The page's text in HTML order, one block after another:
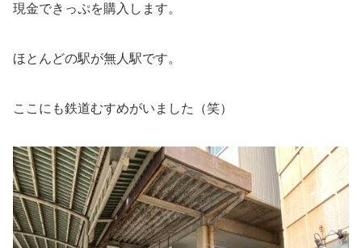
現金できっぷを購入します。
ほとんどの駅が無人駅です。
ここにも鉄道むすめがいました（笑）